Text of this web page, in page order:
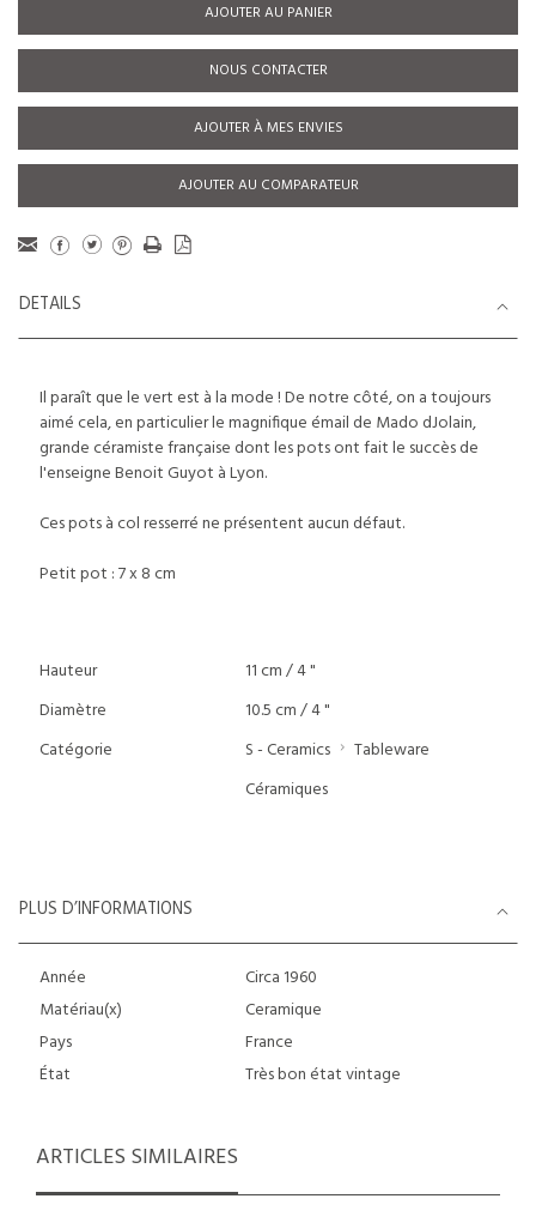
AJOUTER AU PANIER
NOUS CONTACTER
AJOUTER À MES ENVIES
AJOUTER AU COMPARATEUR
DETAILS
Il paraît que le vert est à la mode ! De notre côté, on a toujours
aimé cela, en particulier le magnifique émail de Mado dJolain,
grande céramiste française dont les pots ont fait le succès de
l'enseigne Benoit Guyot à Lyon.
Ces pots à col resserré ne présentent aucun défaut.
Petit pot : 7 x 8 cm
Hauteur
11 cm / 4 "
Diamètre
10.5 cm / 4 "
Catégorie
S - Ceramics
Tableware
Céramiques
PLUS D’INFORMATIONS
Année
Circa 1960
Matériau(x)
Ceramique
Pays
France
État
Très bon état vintage
ARTICLES SIMILAIRES